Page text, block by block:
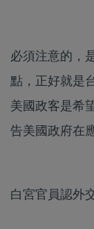
必須注意的，
點，正好就是
美國政客是希
告美國政府在
白宮官員認外